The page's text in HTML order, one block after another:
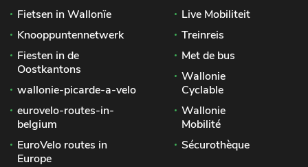
Fietsen in Wallonïe
Knooppuntennetwerk
Fiesten in de
Oostkantons
wallonie-picarde-a-velo
eurovelo-routes-in-
belgium
EuroVelo routes in
Europe
Live Mobiliteit
Treinreis
Met de bus
Wallonie
Cyclable
Wallonie
Mobilité
Sécurothèque